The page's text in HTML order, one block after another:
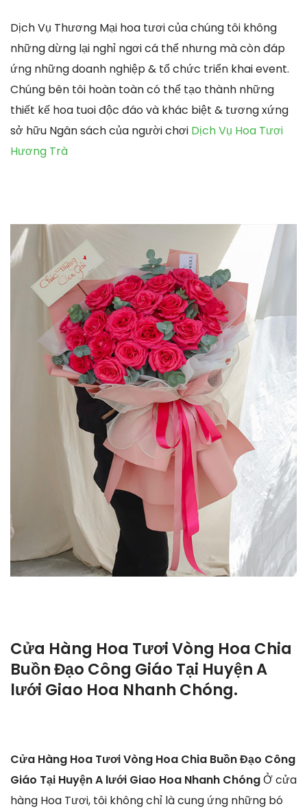
Dịch Vụ Thương Mại hoa tươi của chúng tôi không
những dừng lại nghỉ ngơi cá thể nhưng mà còn đáp
ứng những doanh nghiệp & tổ chức triển khai event.
Chúng bên tôi hoàn toàn có thể tạo thành những
thiết kế hoa tuoi độc đáo và khác biệt & tương xứng
sở hữu Ngân sách của người chơi Dịch Vụ Hoa Tươi
Hương Trà
Cửa Hàng Hoa Tươi Vòng Hoa Chia
Buồn Đạo Công Giáo Tại Huyện A
lưới Giao Hoa Nhanh Chóng.
Cửa Hàng Hoa Tươi Vòng Hoa Chia Buồn Đạo Công
Giáo Tại Huyện A lưới Giao Hoa Nhanh ChóngỞ cửa
hàng Hoa Tươi, tôi không chỉ là cung ứng những bó